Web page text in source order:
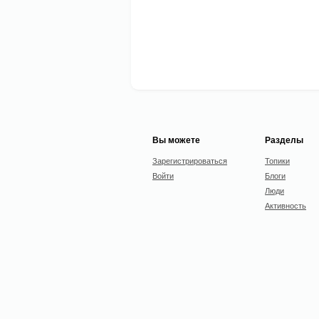
Вы можете
Зарегистрироваться
Войти
Разделы
Топики
Блоги
Люди
Активность